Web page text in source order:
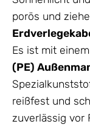
porös und
Es ist mit
(PE)
reißfest und
zuverlässig vor